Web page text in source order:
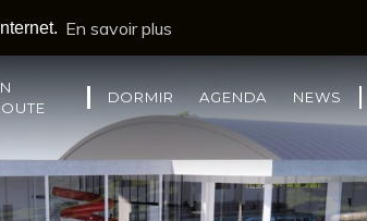
En savoir plus
DORMIR AGENDA NEWS